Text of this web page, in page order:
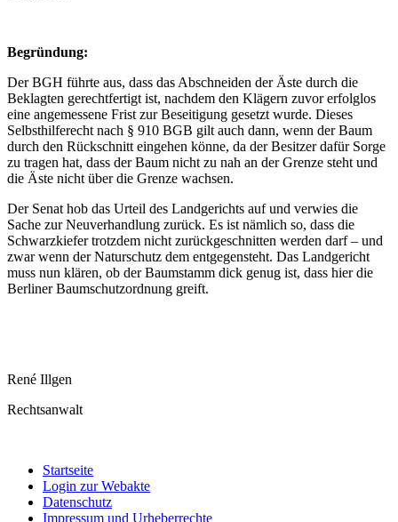
Begründung:
Der BGH führte aus, dass das Abschneiden der Äste durch die
Beklagten gerechtfertigt ist, nachdem den Klägern zuvor erfolglos
eine angemessene Frist zur Beseitigung gesetzt wurde. Dieses
Selbsthilferecht nach § 910 BGB gilt auch dann, wenn der Baum
durch den Rückschnitt eingehen könne, da der Besitzer dafür Sorge
zu tragen hat, dass der Baum nicht zu nah an der Grenze steht und
die Äste nicht über die Grenze wachsen.
Der Senat hob das Urteil des Landgerichts auf und verwies die
Sache zur Neuverhandlung zurück. Es ist nämlich so, dass die
Schwarzkiefer trotzdem nicht zurückgeschnitten werden darf – und
zwar wenn der Naturschutz dem entgegensteht. Das Landgericht
muss nun klären, ob der Baumstamm dick genug ist, dass hier die
Berliner Baumschutzordnung greift.
René Illgen
Rechtsanwalt
Startseite
Login zur Webakte
Datenschutz
Impressum und Urheberrechte